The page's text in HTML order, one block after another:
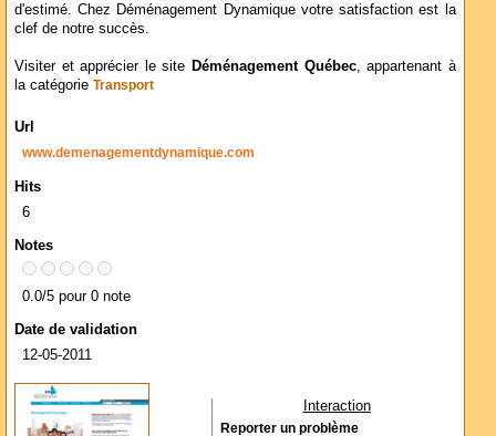
d'estimé. Chez Déménagement Dynamique votre satisfaction est la
clef de notre succès.
Visiter et apprécier le site Déménagement Québec, appartenant à
la catégorie Transport
Url
www.demenagementdynamique.com
Hits
6
Notes
0.0/5 pour 0 note
Date de validation
12-05-2011
Interaction
Reporter un problème